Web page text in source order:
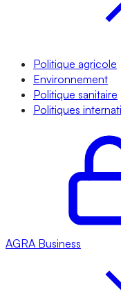
Politique agricole
Environnement
Politique sanitaire
Politiques
AGRA Business